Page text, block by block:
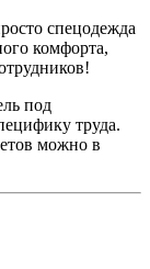
спецодежда
комфорта,
под
труда.
можно в